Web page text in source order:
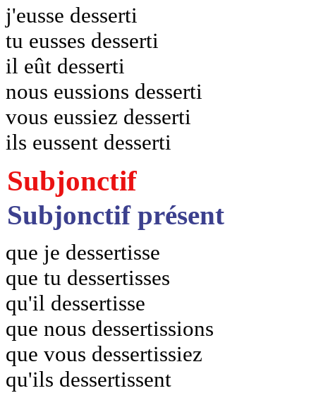
j'eusse desserti
tu eusses desserti
il eût desserti
nous eussions desserti
vous eussiez desserti
ils eussent desserti
Subjonctif
Subjonctif présent
que je dessertisse
que tu dessertisses
qu'il dessertisse
que nous dessertissions
que vous dessertissiez
qu'ils dessertissent